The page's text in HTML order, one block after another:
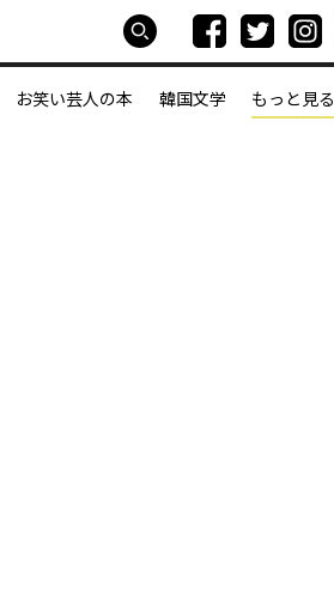
お笑い芸人の本 韓国文学 もっと見る